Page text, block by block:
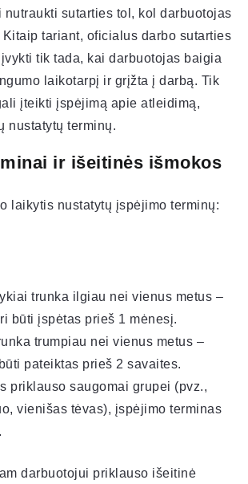
nutraukti sutarties tol, kol darbuotojas
tariant, oficialus darbo sutarties
tik tada, kai darbuotojas baigia
laikotarpį ir grįžta į darbą. Tik
įteikti įspėjimą apie atleidimą,
nustatytų terminų.
ir išeitinės išmokos
laikytis nustatytų įspėjimo terminų:
trunka ilgiau nei vienus metus –
būti įspėtas prieš 1 mėnesį.
trumpiau nei vienus metus –
pateiktas prieš 2 savaites.
priklauso saugomai grupei (pvz.,
vienišas tėvas), įspėjimo terminas
darbuotojui priklauso išeitinė